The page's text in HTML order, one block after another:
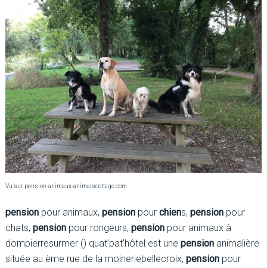
Vu sur pension-animaux-animalscottage.com
pensionpour animaux, pensionpour chiens, pensionpour
chats, pensionpour rongeurs, pensionpour animaux à
dompierresurmer () quat’pat’hôtel est une pensionanimalière
située au ème rue de la moineriebellecroix, pensionpour